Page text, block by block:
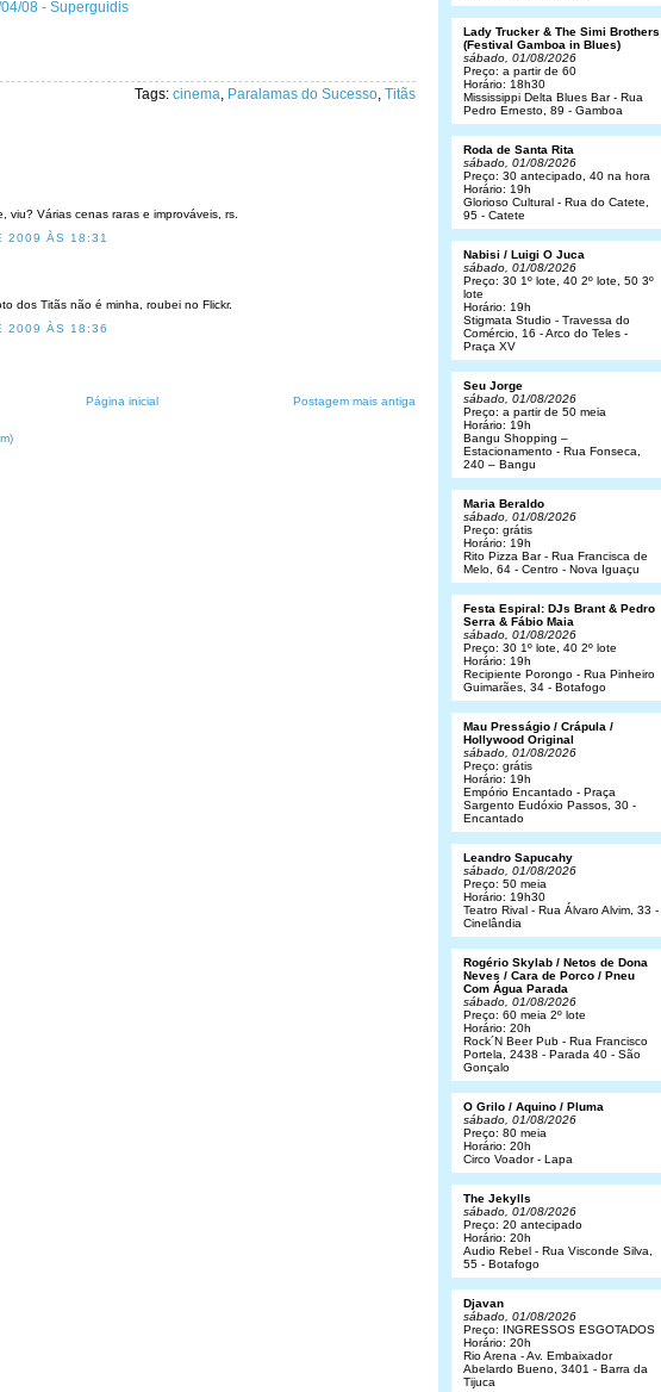
Tags: cinema, Paralamas do Sucesso, Titãs
viu? Várias cenas raras e improváveis, rs.
2009 ÀS 18:31
dos Titãs não é minha, roubei no Flickr.
2009 ÀS 18:36
Postagem mais antiga
Página inicial
Lady Trucker & The Simi Brothers
(Festival Gamboa in Blues)
sábado, 01/08/2026
Preço: a partir de 60
Horário: 18h30
Mississippi Delta Blues Bar - Rua
Pedro Ernesto, 89 - Gamboa
Roda de Santa Rita
sábado, 01/08/2026
Preço: 30 antecipado, 40 na hora
Horário: 19h
Glorioso Cultural - Rua do Catete,
95 - Catete
Nabisi / Luigi O Juca
sábado, 01/08/2026
Preço: 30 1º lote, 40 2º lote, 50 3º
lote
Horário: 19h
Stigmata Studio - Travessa do
Comércio, 16 - Arco do Teles -
Praça XV
Seu Jorge
sábado, 01/08/2026
Preço: a partir de 50 meia
Horário: 19h
Bangu Shopping –
Estacionamento - Rua Fonseca,
240 – Bangu
Maria Beraldo
sábado, 01/08/2026
Preço: grátis
Horário: 19h
Rito Pizza Bar - Rua Francisca de
Melo, 64 - Centro - Nova Iguaçu
Festa Espiral: DJs Brant & Pedro
Serra & Fábio Maia
sábado, 01/08/2026
Preço: 30 1º lote, 40 2º lote
Horário: 19h
Recipiente Porongo - Rua Pinheiro
Guimarães, 34 - Botafogo
Mau Presságio / Crápula /
Hollywood Original
sábado, 01/08/2026
Preço: grátis
Horário: 19h
Empório Encantado - Praça
Sargento Eudóxio Passos, 30 -
Encantado
Leandro Sapucahy
sábado, 01/08/2026
Preço: 50 meia
Horário: 19h30
Teatro Rival - Rua Álvaro Alvim, 33 -
Cinelândia
Rogério Skylab / Netos de Dona
Neves / Cara de Porco / Pneu
Com Água Parada
sábado, 01/08/2026
Preço: 60 meia 2º lote
Horário: 20h
Rock´N Beer Pub - Rua Francisco
Portela, 2438 - Parada 40 - São
Gonçalo
O Grilo / Aquino / Pluma
sábado, 01/08/2026
Preço: 80 meia
Horário: 20h
Circo Voador - Lapa
The Jekylls
sábado, 01/08/2026
Preço: 20 antecipado
Horário: 20h
Audio Rebel - Rua Visconde Silva,
55 - Botafogo
Djavan
sábado, 01/08/2026
Preço: INGRESSOS ESGOTADOS
Horário: 20h
Rio Arena - Av. Embaixador
Abelardo Bueno, 3401 - Barra da
Tijuca